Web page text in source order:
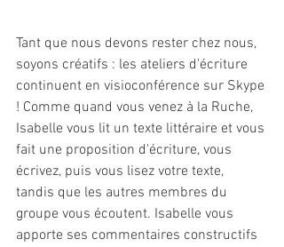
Tant que nous devons rester chez nous,
soyons créatifs : les ateliers d'écriture
continuent en visioconférence sur Skype
! Comme quand vous venez à la Ruche,
Isabelle vous lit un texte littéraire et vous
fait une proposition d'écriture, vous
écrivez, puis vous lisez votre texte,
tandis que les autres membres du
groupe vous écoutent. Isabelle vous
apporte ses commentaires constructifs